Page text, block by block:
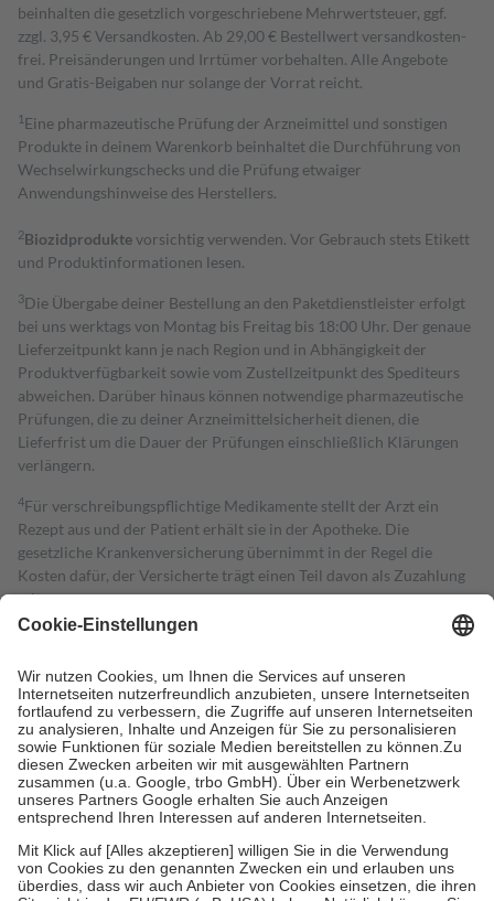
beinhalten die gesetzlich vorgeschriebene Mehrwertsteuer, ggf.
zzgl. 3,95 € Versandkosten. Ab 29,00 € Bestell­wert versand­kosten­
frei. Preisänderungen und Irrtümer vorbehalten. Alle Angebote
und Gratis-Beigaben nur solange der Vorrat reicht.
1 Eine pharmazeutische Prüfung der Arzneimittel und sonstigen
Produkte in deinem Warenkorb beinhaltet die Durchführung von
Wechselwirkungschecks und die Prüfung etwaiger
Anwendungshinweise des Herstellers.
2Biozidproduktevorsichtig verwenden. Vor Gebrauch stets Etikett
und Produktinformationen lesen.
3Die Übergabe deiner Bestellung an den Paketdienstleister erfolgt
bei uns werktags von Montag bis Freitag bis 18:00 Uhr. Der genaue
Lieferzeitpunkt kann je nach Region und in Abhängigkeit der
Produktverfügbarkeit sowie vom Zustellzeitpunkt des Spediteurs
abweichen. Darüber hinaus können notwendige pharmazeutische
Prüfungen, die zu deiner Arzneimittelsicherheit dienen, die
Lieferfrist um die Dauer der Prüfungen einschließlich Klärungen
verlängern.
4Für verschreibungspflichtige Medikamente stellt der Arzt ein
Rezept aus und der Patient erhält sie in der Apotheke. Die
gesetzliche Krankenversicherung übernimmt in der Regel die
Kosten dafür, der Versicherte trägt einen Teil davon als Zuzahlung
mit.
Grundsätzlich leisten Mitglieder Zuzahlungen in Höhe von zehn
höchstens zehn Euro.
Es sind jedoch nie mehr als die tatsächlichen
Kosten der Leistung zu entrichten.
Diese Regeln gelten grundsätzlich auch für Online-Apotheken.
Bei Heilmitteln und häuslicher Krankenpflege beträgt die
Zuzahlung zehn Prozent der Kosten sowie zehn Euro je
Verordnung.
Um das Engagement der Versicherten für ihre eigene Gesundheit zu
stärken und die besondere Stellung der Familie zu unterstützen,
fallenkeine Zuzahlungenan bei:
• Kindern und Jugendlichen bis zum vollendeten 18. Lebensjahr